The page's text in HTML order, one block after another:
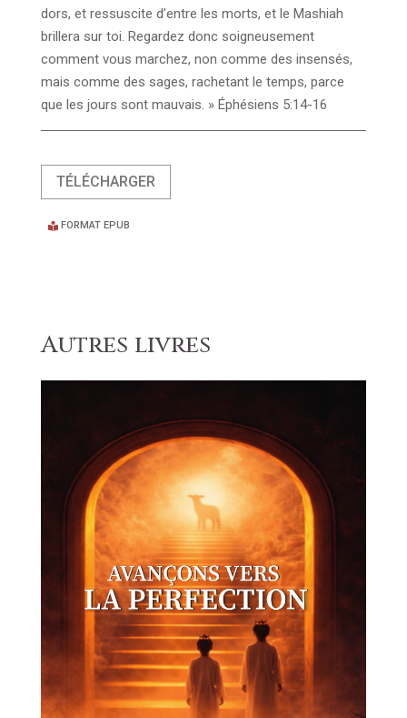
dors, et ressuscite d’entre les morts, et le Mashiah
brillera sur toi. Regardez donc soigneusement
comment vous marchez, non comme des insensés,
mais comme des sages, rachetant le temps, parce
que les jours sont mauvais. » Éphésiens 5:14-16
TÉLÉCHARGER
FORMAT EPUB
Autres livres